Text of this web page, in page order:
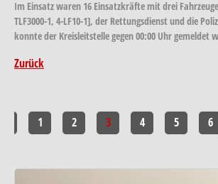
Im Einsatz waren 16 Einsatzkräfte mit drei
TLF3000-1, 4-LF10-1], der Rettungsdienst und die
konnte der Kreisleitstelle gegen 00:00 Uhr gemeldet
Zurück
1 2 3 4 5 6